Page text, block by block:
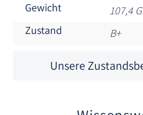
Gewicht
107,4
Zustand
B+
Unsere